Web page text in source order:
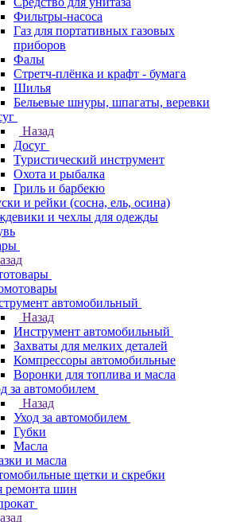
Фильтры-насоса
Газ для портативных газовых
приборов
Фалы
Стретч-плёнка и крафт - бумага
Шилья
Бельевые шнуры, шпагаты, веревки
Назад
Досуг
Туристический инструмент
Охота и рыбалка
Гриль и барбекю
и рейки (сосна, ель, осина)
и чехлы для одежды
автомобильный
Назад
Инструмент автомобильный
Захваты для мелких деталей
Компрессоры автомобильные
Воронки для топлива и масла
за автомобилем
Назад
Уход за автомобилем
Губки
Масла
и масла
щетки и скребки
ремонта шин